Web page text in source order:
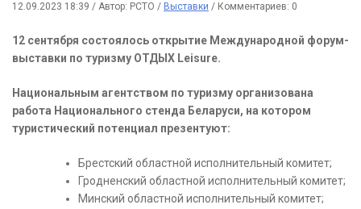
12.09.2023 18:39 / Автор: РСТО / Выставки / Комментариев: 0
12 сентября состоялось открытие Международной форум-
выставки по туризму ОТДЫХ Leisure.
Национальным агентством по туризму организована
работа Национального стенда Беларуси, на котором
туристический потенциал презентуют:
Брестский областной исполнительный комитет;
Гродненский областной исполнительный комитет;
Минский областной исполнительный комитет;